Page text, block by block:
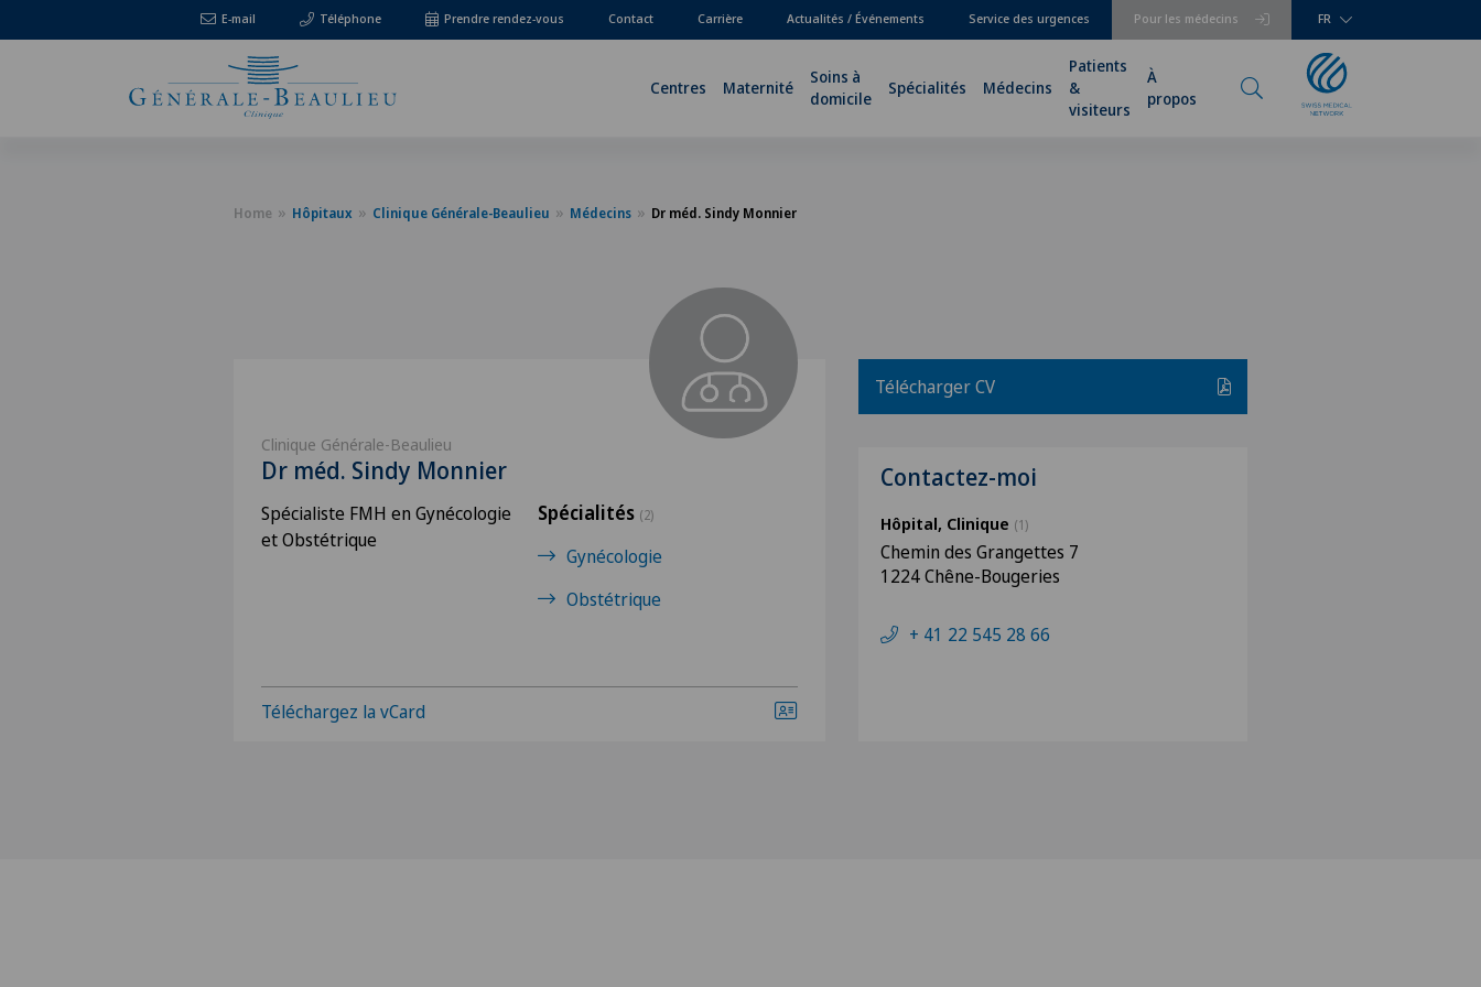
E-mail Téléphone Pour les médecins
Prendre rendez-vous Contact Carrière Actualités / Événements Service des urgences FR
Centres Maternité
Soins à
domicile
Spécialités Médecins
Patients
&
visiteurs
À
propos
Home Hôpitaux Clinique Générale-Beaulieu Médecins Dr méd. Sindy Monnier
Clinique Générale-Beaulieu
Dr méd. Sindy Monnier
Spécialiste FMH en Gynécologie
et Obstétrique
Spécialités (2)
Gynécologie
Obstétrique
Téléchargez la vCard
Télécharger CV
Contactez-moi
Hôpital, Clinique (1)
Chemin des Grangettes 7
1224 Chêne-Bougeries
+ 41 22 545 28 66